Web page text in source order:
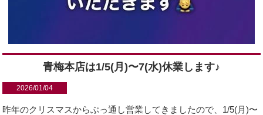
青梅本店は1/5(月)〜7(水)休業します♪
2026/01/04
昨年のクリスマスからぶっ通し営業してきましたので、1/5(月)〜